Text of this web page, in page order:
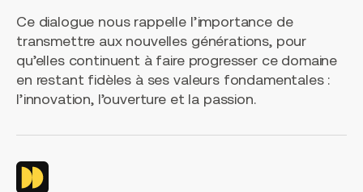
Ce dialogue nous rappelle l’importance de
transmettre aux nouvelles générations, pour
qu’elles continuent à faire progresser ce domaine
en restant fidèles à ses valeurs fondamentales :
l’innovation, l’ouverture et la passion.